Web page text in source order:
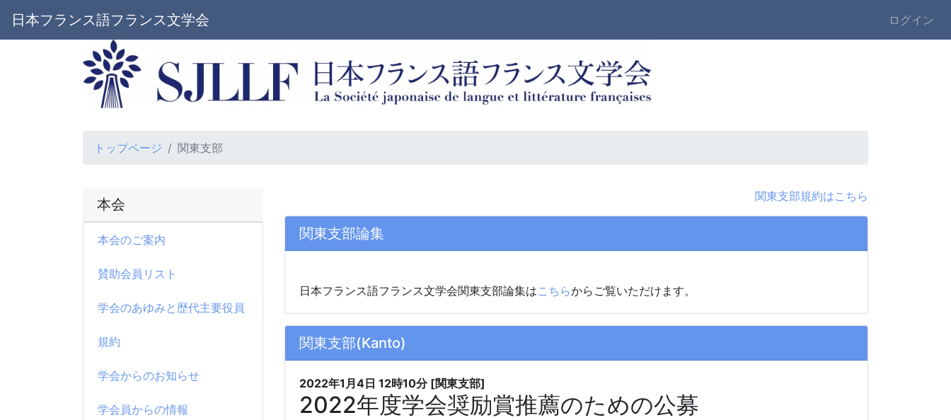
日本フランス語フランス文学会 ログイン
トップページ 関東支部
本会
本会のご案内
賛助会員リスト
学会のあゆみと歴代主要役員
規約
学会からのお知らせ
学会員からの情報
関東支部規約はこちら
関東支部論集
日本フランス語フランス文学会関東支部論集はこちらからご覧いただけます。
関東支部(Kanto)
2022年1月4日 12時10分 [関東支部]
2022年度学会奨励賞推薦のための公募